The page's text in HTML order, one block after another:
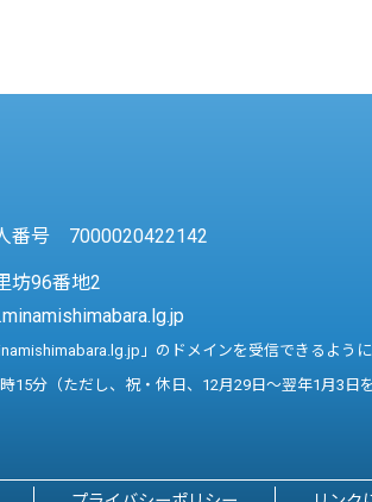
番号 7000020422142
坊96番地2
」のドメインを受信できるように
15分（ただし、祝・休日、12月29日～翌年1月3日を